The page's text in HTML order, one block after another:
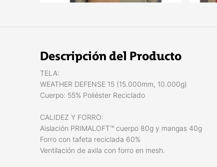
Descripción del Producto
TELA:
WEATHER DEFENSE 15 (15.000mm, 10.000g)
Cuerpo: 55% Poliéster Reciclado
CALIDEZ Y FORRO:
Aislación PRIMALOFT™ cuerpo 80g y mangas 40g
Forro con tafeta reciclada 60%
Ventilación de axila con forro en mesh.